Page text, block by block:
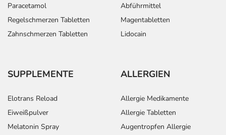
Paracetamol
Regelschmerzen Tabletten
Zahnschmerzen Tabletten
Abführmittel
Magentabletten
Lidocain
SUPPLEMENTE
Elotrans Reload
Eiweißpulver
Melatonin Spray
ALLERGIEN
Allergie Medikamente
Allergie Tabletten
Augentropfen Allergie